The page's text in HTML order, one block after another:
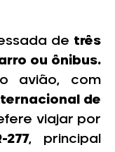
de três
ou ônibus.
avião, com
de
viajar por
277, principal